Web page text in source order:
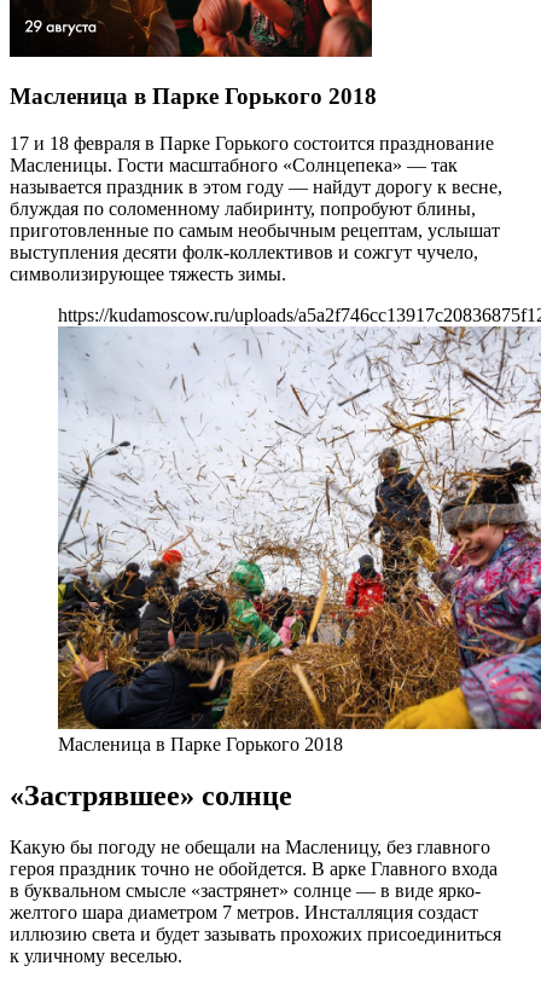
Масленица в Парке Горького 2018
17 и 18 февраля в Парке Горького состоится празднование
Масленицы. Гости масштабного «Солнцепека» — так
называется праздник в этом году — найдут дорогу к весне,
блуждая по соломенному лабиринту, попробуют блины,
приготовленные по самым необычным рецептам, услышат
выступления десяти фолк-коллективов и сожгут чучело,
символизирующее тяжесть зимы.
https://kudamoscow.ru/uploads/
Масленица в Парке Горького 2018
«Застрявшее» солнце
Какую бы погоду не обещали на Масленицу, без главного
героя праздник точно не обойдется. В арке Главного входа
в буквальном смысле «застрянет» солнце — в виде ярко-
желтого шара диаметром 7 метров. Инсталляция создаст
иллюзию света и будет зазывать прохожих присоединиться
к уличному веселью.